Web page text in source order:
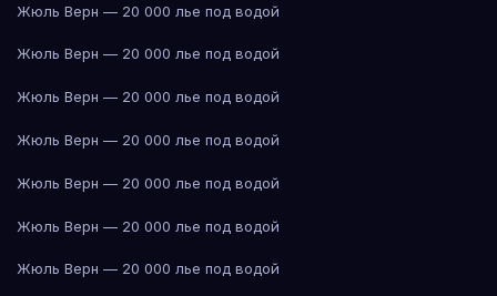
Жюль Верн — 20 000 лье под водой
Жюль Верн — 20 000 лье под водой
Жюль Верн — 20 000 лье под водой
Жюль Верн — 20 000 лье под водой
Жюль Верн — 20 000 лье под водой
Жюль Верн — 20 000 лье под водой
Жюль Верн — 20 000 лье под водой